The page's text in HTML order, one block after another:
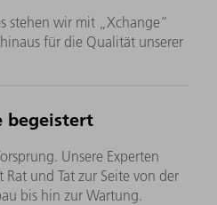
stehen wir mit „Xchange“
für die Qualität unserer
begeistert
Unsere Experten
und Tat zur Seite von der
bis hin zur Wartung.